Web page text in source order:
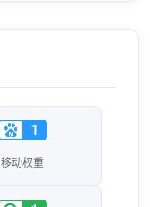
移动权重